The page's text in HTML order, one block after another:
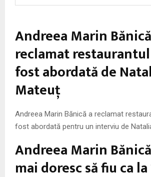
N
Andreea Marin
reclamat
fost abordată de
Mateuţ
Andreea Marin Bănică a reclamat
fost abordată pentru un interviu de
Andreea Marin
mai doresc să fiu ca la